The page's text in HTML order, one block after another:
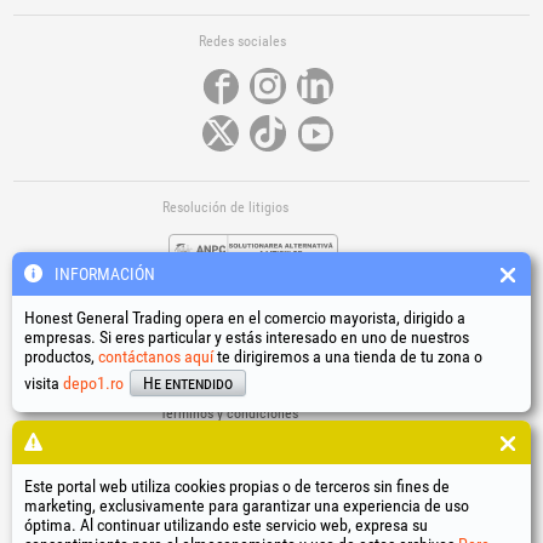
Redes sociales
Resolución de litigios
Enlaces útiles
Términos y condiciones
Datos de identificación de la empresa
Resolución online de litigios
INFORMACIÓN
Honest General Trading opera en el comercio mayorista, dirigido a
empresas. Si eres particular y estás interesado en uno de nuestros
productos, contáctanos aquíte dirigiremos a una tienda de tu zona o
visita depo1.ro He entendido
Este portal web utiliza cookies propias o de terceros sin fines de
marketing, exclusivamente para garantizar una experiencia de uso
óptima. Al continuar utilizando este servicio web, expresa su